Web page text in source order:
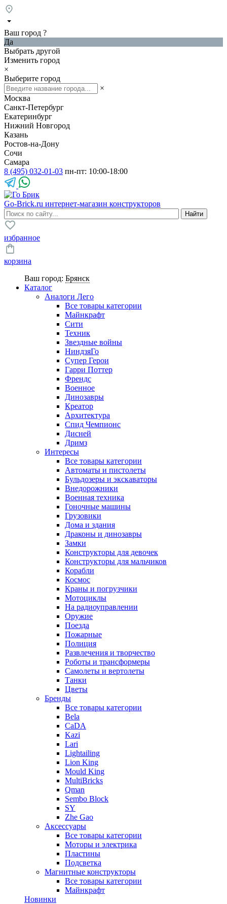
Ваш город ?
Да
Выбрать другой
Изменить город
×
Выберите город
×
Москва
Санкт-Петербург
Екатеринбург
Нижний Новгород
Казань
Ростов-на-Дону
Сочи
Самара
8 (495) 032-01-03 пн-пт: 10:00-18:00
Go-Brick.ru интернет-магазин конструкторов
избранное
корзина
Ваш город: Брянск
Каталог
Аналоги Лего
Все товары категории
Майнкрафт
Сити
Техник
Звездные войны
НиндзяГо
Супер Герои
Гарри Поттер
Френдс
Военное
Динозавры
Креатор
Архитектура
Спид Чемпионс
Дисней
Дримз
Интересы
Все товары категории
Автоматы и пистолеты
Бульдозеры и экскаваторы
Внедорожники
Военная техника
Гоночные машины
Грузовики
Дома и здания
Драконы и динозавры
Замки
Конструкторы для девочек
Конструкторы для мальчиков
Корабли
Космос
Краны и погрузчики
Мотоциклы
На радиоуправлении
Оружие
Поезда
Пожарные
Полиция
Развлечения и творчество
Роботы и трансформеры
Самолеты и вертолеты
Танки
Цветы
Бренды
Все товары категории
Bela
CaDA
Kazi
Lari
Lightailing
Lion King
Mould King
MultiBricks
Qman
Sembo Block
SY
Zhe Gao
Аксессуары
Все товары категории
Моторы и электрика
Пластины
Подсветка
Магнитные конструкторы
Все товары категории
Майнкрафт
Новинки